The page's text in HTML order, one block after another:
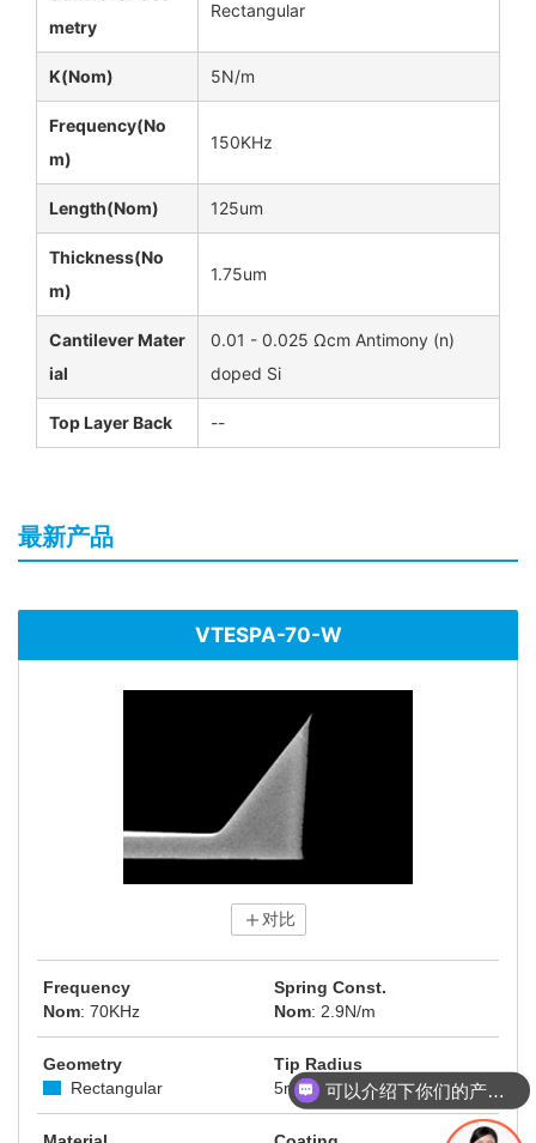
Metry
Rectangular
K(Nom) 5N/m
Frequency(No
M)
150KHz
Length(Nom) 125um
Thickness(No
M)
1.75um
Cantilever Mater
Ial
0.01 - 0.025 Ωcm Antimony (n)
doped Si
Top Layer Back --
最新产品
VTESPA-70-W
对比
Frequency
Nom: 70KHz
Spring Const.
Nom: 2.9N/m
Geometry
Rectangular
Tip Radius
5nm
可以介绍下你们的产品么